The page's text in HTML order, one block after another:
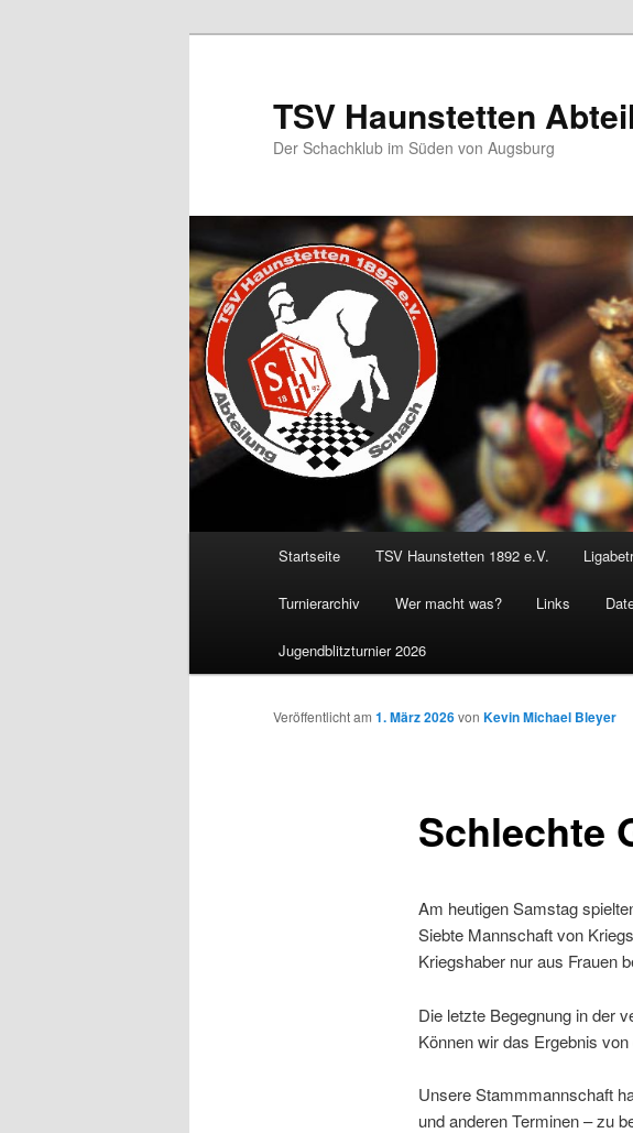
TSV Haunstetten
Der Schachklub im Süden von Augsburg
Zum
Inhalt
wechseln
Startseite TSV Haunstetten 1892 e.V.
Turnierarchiv Wer macht was? Links
Jugendblitzturnier 2026
Schlechte
Veröffentlicht am 1. März 2026von Kevin Michael Bleyer
Am heutigen Samstag
Siebte Mannschaft von
Kriegshaber nur aus Frauen
Die letzte Begegnung in der
Können wir das Ergebnis
Unsere Stamm­mannschaft
und anderen Terminen – zu